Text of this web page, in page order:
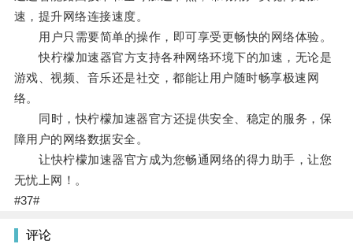
速，提升网络连接速度。
用户只需要简单的操作，即可享受更畅快的网络体验。
快柠檬加速器官方支持各种网络环境下的加速，无论是
游戏、视频、音乐还是社交，都能让用户随时畅享极速网
络。
同时，快柠檬加速器官方还提供安全、稳定的服务，保
障用户的网络数据安全。
让快柠檬加速器官方成为您畅通网络的得力助手，让您
无忧上网！。
#37#
评论